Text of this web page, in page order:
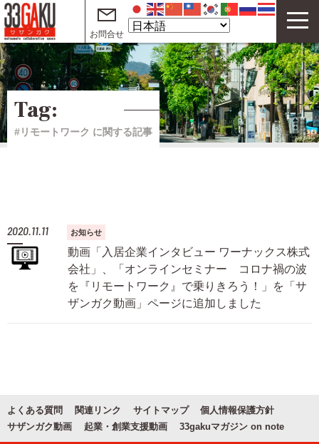
33GAKUについて
コワーキングスペース
サテライトオフィス
起業・創業支援動画 on YouTube
お問合せ
Tag:
#リモートワーク に関する記事
2020.11.11 お知らせ
動画「入居企業インタビュー ワーナックス株式
会社」、「オンラインセミナー コロナ禍の波
を『リモートワーク』で乗りきろう！」を「サ
ザンガク動画」ページに追加しました
よくある質問 関連リンク サイトマップ
個人情報保護方針
サザンガク動画
起業・創業支援動画 33gakuマガジン on note